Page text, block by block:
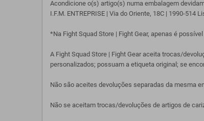
Acondicione o(s) artigo(s) numa embalagem
I.F.M. ENTREPRISE | Via do Oriente, 18C | 1990-
*Na Fight Squad Store | Fight Gear, apenas é
A Fight Squad Store | Fight Gear aceita trocas/
personalizados; possuam a etiqueta original; se
Não são aceites devoluções separadas da mesma
Não se aceitam trocas/devoluções de artigos de